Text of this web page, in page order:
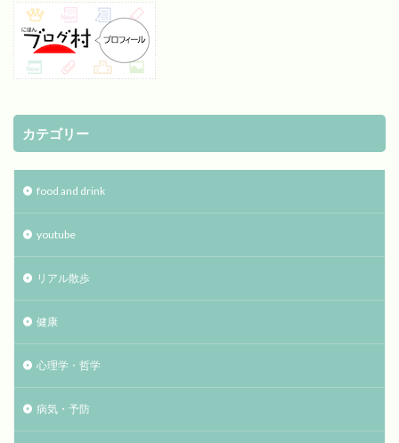
カテゴリー
food and drink
youtube
リアル散歩
健康
心理学・哲学
病気・予防